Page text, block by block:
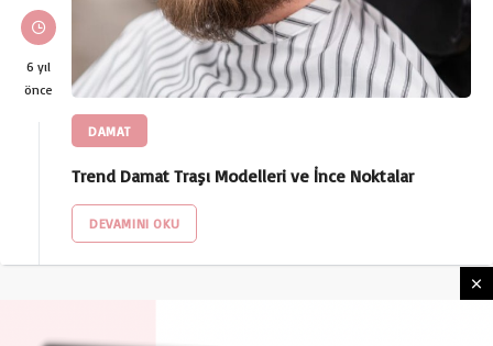
6 yıl
önce
DAMAT
Trend Damat Traşı Modelleri ve İnce Noktalar
DEVAMINI OKU